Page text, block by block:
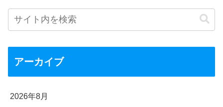
アーカイブ
2026年8月